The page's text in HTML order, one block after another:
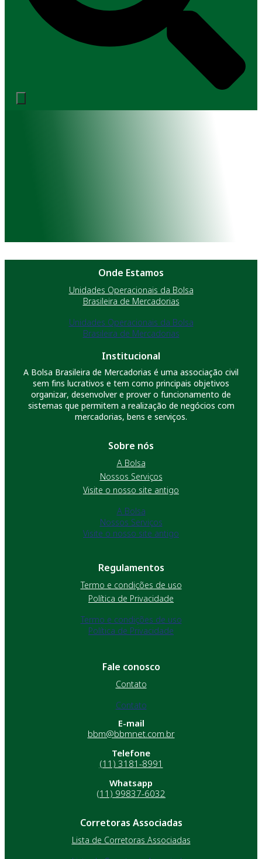
Onde Estamos
Unidades Operacionais da Bolsa
Brasileira de Mercadorias
Unidades Operacionais da Bolsa
Brasileira de Mercadorias
Institucional
A Bolsa Brasileira de Mercadorias é uma associação civil
sem fins lucrativos e tem como principais objetivos
organizar, desenvolver e prover o funcionamento de
sistemas que permitem a realização de negócios com
mercadorias, bens e serviços.
Sobre nós
A Bolsa
Nossos Serviços
Visite o nosso site antigo
A Bolsa
Nossos Serviços
Visite o nosso site antigo
Regulamentos
Termo e condições de uso
Política de Privacidade
Termo e condições de uso
Política de Privacidade
Fale conosco
Contato
Contato
E-mail
bbm@bbmnet.com.br
Telefone
(11) 3181-8991
Whatsapp
(11) 99837-6032
Corretoras Associadas
Lista de Corretoras Associadas